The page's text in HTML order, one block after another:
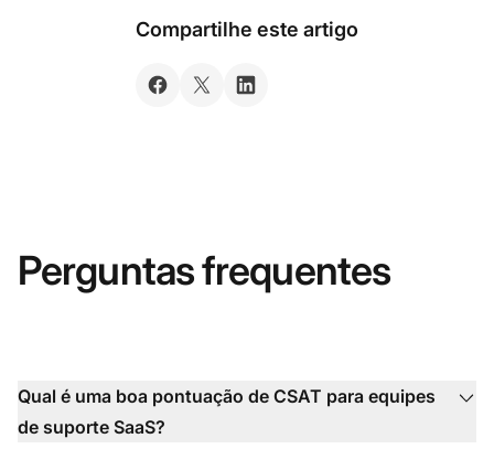
Compartilhe este artigo
Perguntas frequentes
Qual é uma boa pontuação de CSAT para equipes
de suporte SaaS?